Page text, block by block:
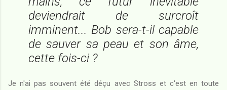
deviendrait de surcroît
imminent... Bob sera-t-il capable
de sauver sa peau et son âme,
cette fois-ci ?
Je n'ai pas souvent été déçu avec Stross et c'est en toute